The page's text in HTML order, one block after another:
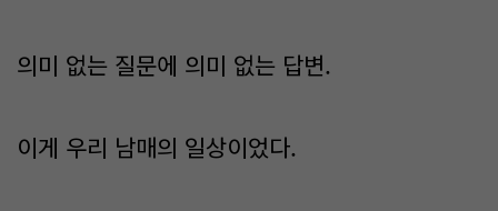
의미 없는 질문에 의미 없는 답변.
이게 우리 남매의 일상이었다.